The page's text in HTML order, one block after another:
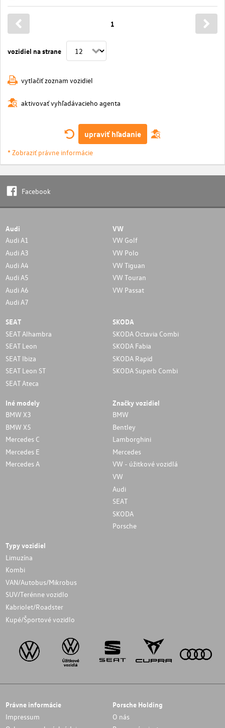
vozidiel na strane
1
vytlačiť zoznam vozidiel
aktivovať vyhľadávacieho agenta
upraviť hľadanie
* Zobraziť právne informácie
Facebook
Audi
Audi A1
Audi A3
Audi A4
Audi A5
Audi A6
Audi A7
VW
VW Golf
VW Polo
VW Tiguan
VW Touran
VW Passat
SEAT
SEAT Alhambra
SEAT Leon
SEAT Ibiza
SEAT Leon ST
SEAT Ateca
SKODA
SKODA Octavia Combi
SKODA Fabia
SKODA Rapid
SKODA Superb Combi
Iné modely
BMW X3
BMW X5
Mercedes C
Mercedes E
Mercedes A
Značky vozidiel
BMW
Bentley
Lamborghini
Mercedes
VW - úžitkové vozidlá
VW
Audi
SEAT
SKODA
Porsche
Typy vozidiel
Limuzína
Kombi
VAN/Autobus/Mikrobus
SUV/Terénne vozidlo
Kabriolet/Roadster
Kupé/Športové vozidlo
Právne informácie
Impressum
Porsche Holding
O nás